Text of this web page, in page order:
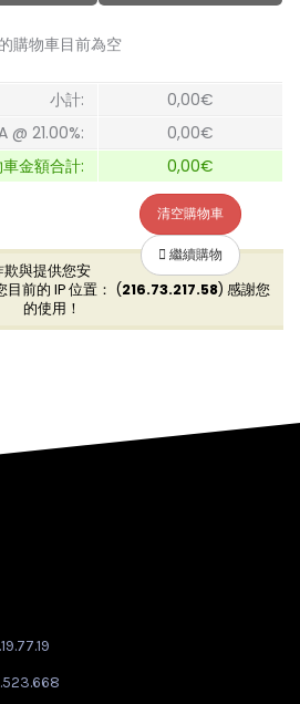
購物車目前為空
小計:
0,00€
@ 21.00%:
0,00€
金額合計:
0,00€
清空購物車
繼續購物
欺與提供您安
前的 IP 位置： (216.73.217.58) 感謝您
的使用！